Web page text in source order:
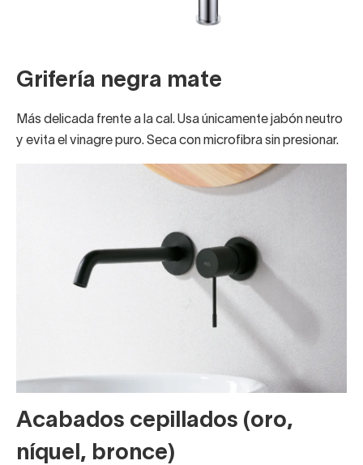
Grifería negra mate
Más delicada frente a la cal. Usa únicamente jabón neutro
y evita el vinagre puro. Seca con microfibra sin presionar.
Acabados cepillados (oro,
níquel, bronce)